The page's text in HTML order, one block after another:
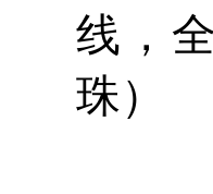
线，
珠）